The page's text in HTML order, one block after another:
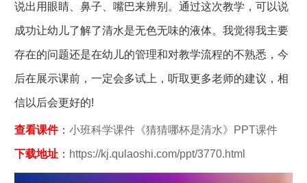
说出用眼睛、鼻子、嘴巴来辨别。通过这次教学，可以说
成功让幼儿了解了清水是无色无味的液体。我觉得我主要
存在的问题还是在幼儿的管理和对教学流程的不熟悉，今
后在展示课前，一定会多试上，听取更多老师的建议，相
信以后会更好的!
查看课件： 小班科学课件《猜猜哪杯是清水》PPT课件
下载地址： https://kj.qulaoshi.com/ppt/3770.html